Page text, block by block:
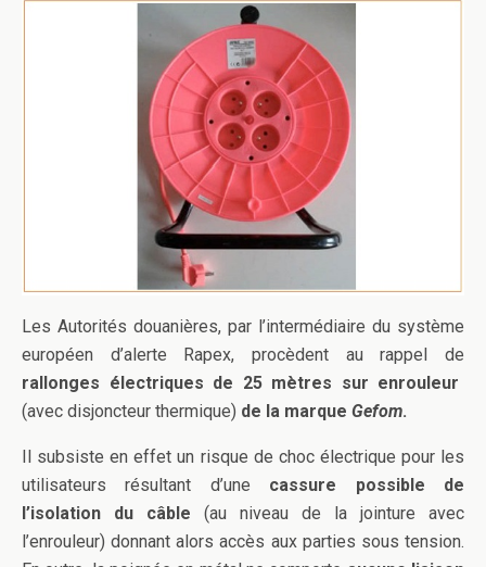
Les Autorités douanières, par l’intermédiaire du système
européen d’alerte Rapex, procèdent au rappel de
rallonges électriques de 25 mètres sur enrouleur
(avec disjoncteur thermique) de la marque Gefom.
Il subsiste en effet un risque de choc électrique pour les
utilisateurs résultant d’une cassure possible de
l’isolation du câble (au niveau de la jointure avec
l’enrouleur) donnant alors accès aux parties sous tension.